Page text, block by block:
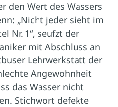
den Wert des Wassers
„Nicht jeder sieht im
Nr. 1“, seufzt der
mit Abschluss an
Lehrwerkstatt der
Angewohnheit
das Wasser nicht
Stichwort defekte